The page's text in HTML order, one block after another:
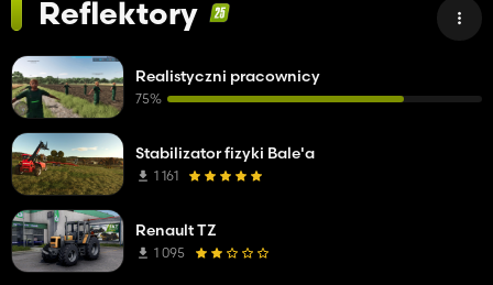
Reflektory
Realistyczni pracownicy
75%
Stabilizator fizyki Bale'a
1 161
Renault TZ
1 095